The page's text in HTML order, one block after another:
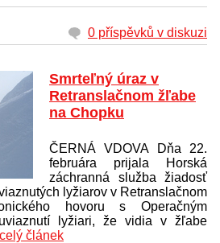
0 příspěvků v diskuzi
Smrteľný úraz v
Retranslačnom žľabe
na Chopku
ČERNÁ VDOVA Dňa 22.
februára prijala Horská
záchranná služba žiadosť
lyžiarov v Retranslačnom
hovoru s Operačným
lyžiari, že vidia v žľabe
celý článek